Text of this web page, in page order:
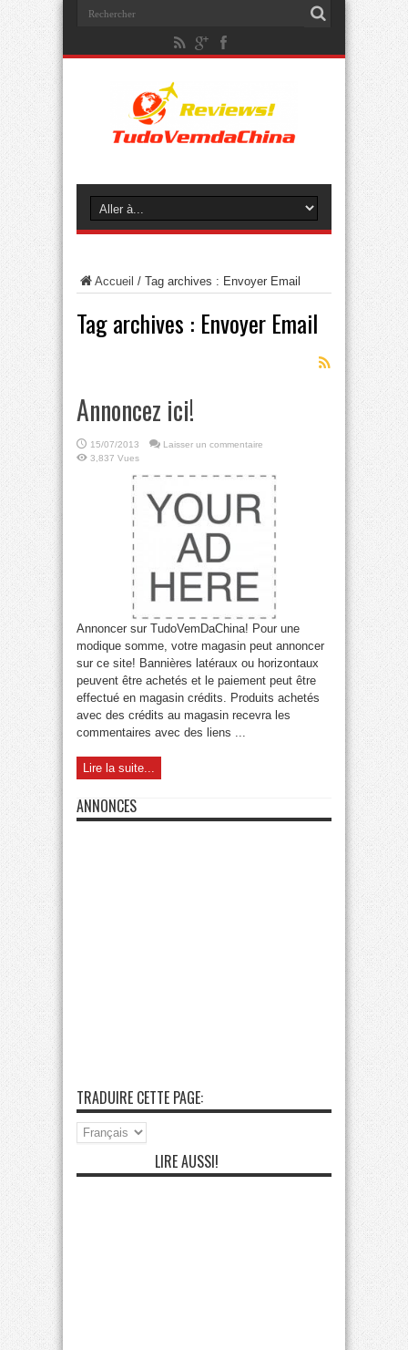
Accueil / Tag archives : Envoyer Email
Tag archives : Envoyer Email
Annoncez ici!
15/07/2013
Laisser un commentaire
3,837 Vues
Annoncer sur TudoVemDaChina! Pour une
modique somme, votre magasin peut annoncer
sur ce site! Bannières latéraux ou horizontaux
peuvent être achetés et le paiement peut être
effectué en magasin crédits. Produits achetés
avec des crédits au magasin recevra les
commentaires avec des liens ...
Lire la suite...
ANNONCES
TRADUIRE CETTE PAGE:
LIRE AUSSI!